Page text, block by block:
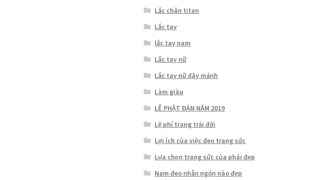
Lắc chân titan
Lắc tay
lắc tay nam
Lắc tay nữ
Lắc tay nữ dây mảnh
Làm giàu
LỄ PHẬT ĐẢN NĂM 2019
Lệ phí trang trải đời
Lợi ích của việc đeo trang sức
Lựa chọn trang sức của phái đẹp
Nam đeo nhẫn ngón nào đẹp